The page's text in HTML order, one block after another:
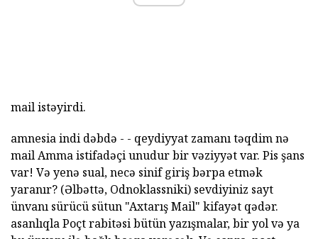
mail istəyirdi.
amnesia indi dəbdə - - qeydiyyat zamanı təqdim nə
mail Amma istifadəçi unudur bir vəziyyət var. Pis şans
var! Və yenə sual, necə sinif giriş bərpa etmək
yaranır? (Əlbəttə, Odnoklassniki) sevdiyiniz sayt
ünvanı sürücü sütun "Axtarış Mail" kifayət qədər.
asanlıqla Poçt rabitəsi bütün yazışmalar, bir yol və ya